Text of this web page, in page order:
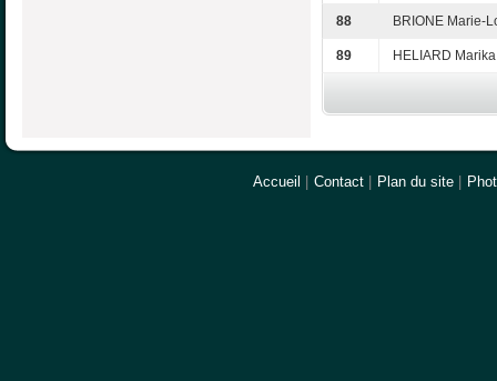
88 BRIONE Marie-
89 HELIARD Marika
Accueil Contact Plan du site